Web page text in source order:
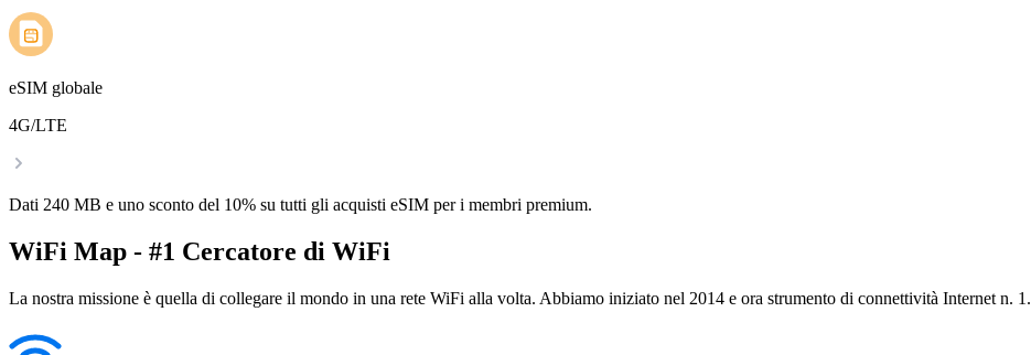
eSIM globale
4G/LTE
Dati 240 MB e uno sconto del 10% su tutti gli acquisti eSIM per i membri premium.
WiFi Map - #1 Cercatore di WiFi
La nostra missione è quella di collegare il mondo in una rete WiFi alla volta. Abbiamo iniziato nel 2014 e ora strumento di connettività Internet n. 1.